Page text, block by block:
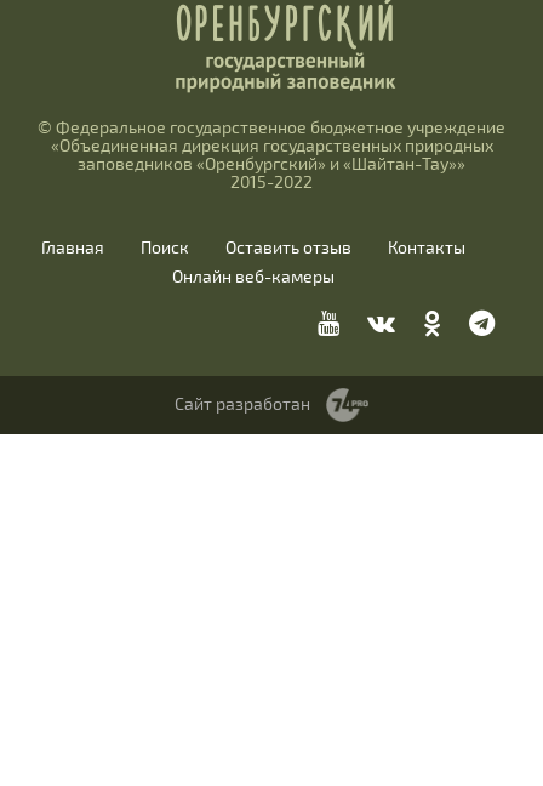
© Федеральное государственное бюджетное учреждение
«Объединенная дирекция государственных природных
заповедников «Оренбургский» и «Шайтан-Тау»»
2015-2022
Главная Поиск Оставить отзыв
Контакты
Онлайн веб-камеры
Сайт разработан